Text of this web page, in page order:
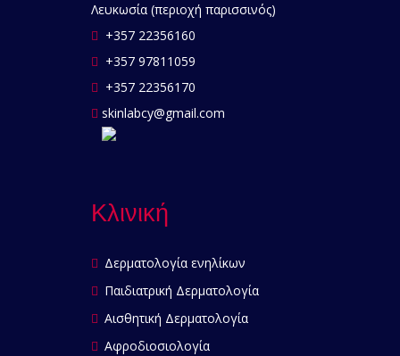
Λευκωσία (περιοχή παρισσινός)
+357 22356160
+357 97811059
+357 22356170
skinlabcy@gmail.com
Κλινική
Δερματολογία ενηλίκων
Παιδιατρική Δερματολογία
Αισθητική Δερματολογία
Αφροδιοσιολογία